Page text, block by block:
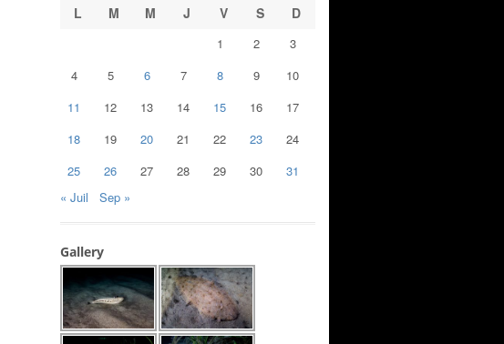
L
M M J V S D
1 2
3
4
5 6 7 8 9
10
11
12 13 14 15 16
17
18
19 20 21 22 23
24
25
26 27 28 29 30
31
« Juil
Sep »
Gallery